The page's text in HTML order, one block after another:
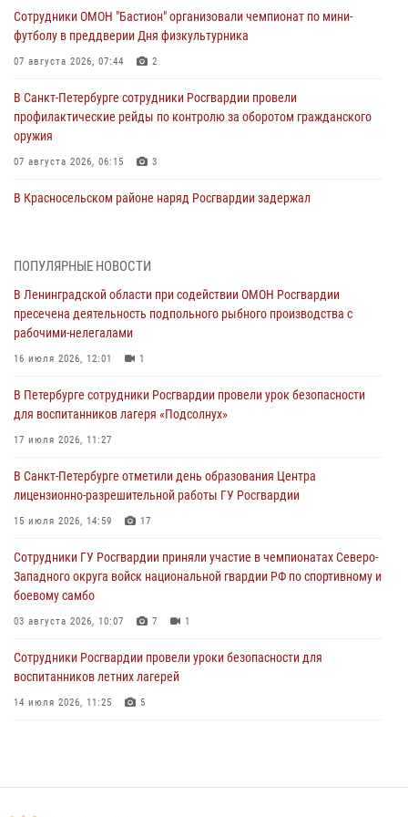
Сотрудники ОМОН "Бастион" организовали чемпионат по мини-
футболу в преддверии Дня физкультурника
07 августа 2026, 07:44 2
В Санкт-Петербурге сотрудники Росгвардии провели
профилактические рейды по контролю за оборотом гражданского
оружия
07 августа 2026, 06:15 3
В Красносельском районе наряд Росгвардии задержал
06 августа 2026, 13:39 1
В Центральном районе росгвардейцы оперативно задержали
хулигана, стрелявшего из пускового устройства рядом с жилыми
домами
06 августа 2026, 11:36
Сотрудники и военнослужащие Росгвардии обеспечили
правопорядок при проведении матча "Зенит" - "Балтика"
06 августа 2026, 07:30
В Выборгском районе наряд Росгвардии обнаружил
разыскиваемый преступный автотранспорт
05 августа 2026, 12:25 2
Петербургские росгвардейцы обнаружили объявленный в розыск
автомобиль, ранее использовавшийся при совершении кражи в
Ленобласти
04 августа 2026, 14:05
ПОПУЛЯРНЫЕ НОВОСТИ
В Ленинградской области при содействии ОМОН Росгвардии
пресечена деятельность подпольного рыбного производства с
рабочими-нелегалами
16 июля 2026, 12:01 1
В Петербурге сотрудники Росгвардии провели урок безопасности
для воспитанников лагеря «Подсолнух»
17 июля 2026, 11:27
В Санкт-Петербурге отметили день образования Центра
лицензионно-разрешительной работы ГУ Росгвардии
15 июля 2026, 14:59 17
Сотрудники ГУ Росгвардии приняли участие в чемпионатах Северо-
Западного округа войск национальной гвардии РФ по спортивному и
боевому самбо
03 августа 2026, 10:07 7 1
Сотрудники Росгвардии провели уроки безопасности для
воспитанников летних лагерей
14 июля 2026, 11:25 5